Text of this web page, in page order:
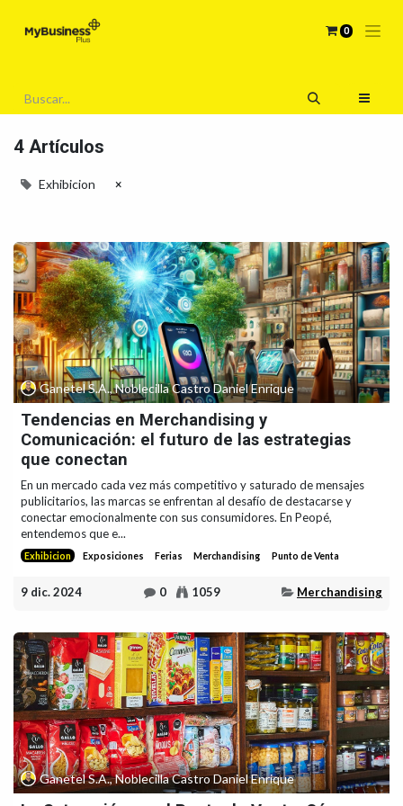
0
4 Artículos
Exhibicion ×
Ganetel S.A., Noblecilla Castro Daniel Enrique
Tendencias en Merchandising y
Comunicación: el futuro de las estrategias
que conectan
En un mercado cada vez más competitivo y saturado de mensajes
publicitarios, las marcas se enfrentan al desafío de destacarse y
conectar emocionalmente con sus consumidores. En Peopé,
entendemos que e...
Exhibicion Exposiciones Ferias Merchandising Punto de Venta
9 dic. 2024 0 1059 Merchandising
Ganetel S.A., Noblecilla Castro Daniel Enrique